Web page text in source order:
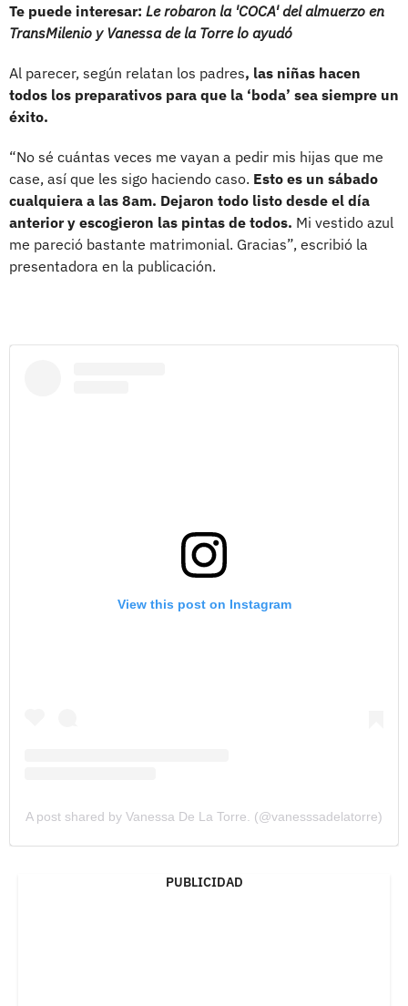
Te puede interesar: Le robaron la 'COCA' del almuerzo en
TransMilenio y Vanessa de la Torre lo ayudó
Al parecer, según relatan los padres, las niñas hacen
todos los preparativos para que la ‘boda’ sea siempre un
éxito.
“No sé cuántas veces me vayan a pedir mis hijas que me
case, así que les sigo haciendo caso. Esto es un sábado
cualquiera a las 8am. Dejaron todo listo desde el día
anterior y escogieron las pintas de todos. Mi vestido azul
me pareció bastante matrimonial. Gracias”, escribió la
presentadora en la publicación.
View this post on Instagram
A post shared by Vanessa De La Torre. (@vanesssadelatorre)
PUBLICIDAD